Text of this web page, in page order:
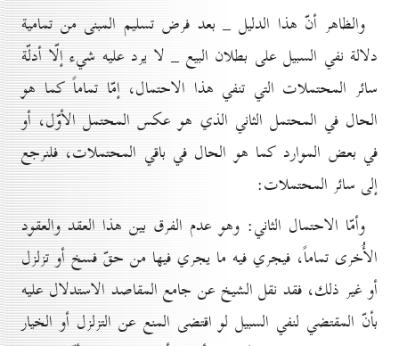
والظاهر أنّ هذا الدليل _ بعد فرض تسليم المبنى من تمامية
دلالة نفي السبيل على بطلان البيع _ لا يرد عليه شيء إلّا أدلّة
سائر المحتملات التي تنفي هذا الاحتمال، إمّا تماماً كما هو
الحال في المحتمل الثاني الذي هو عكس المحتمل الأوّل، أو
في بعض الموارد كما هو الحال في باقي المحتملات، فلنرجع
إلى سائر المحتملات:
وأمّا الاحتمال الثاني: وهو عدم الفرق بين هذا العقد والعقود
الأُخرى تماماً، فيجري فيه ما يجري فيها من حقّ فسخ أو تزلزل
أو غير ذلك، فقد نقل الشيخ عن جامع المقاصد الاستدلال عليه
بأنّ المقتضي لنفي السبيل لو اقتضى المنع عن التزلزل أو الخيار